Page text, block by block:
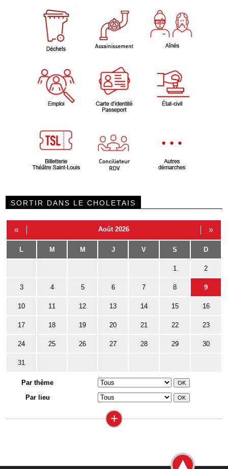
SORTIR DANS LE CHOLETAIS
« Août 2026 »
L M M J V S D
1 2
3 4 5 6 7 8 9
10 11 12 13 14 15 16
17 18 19 20 21 22 23
24 25 26 27 28 29 30
31
Par thème
Par lieu
+